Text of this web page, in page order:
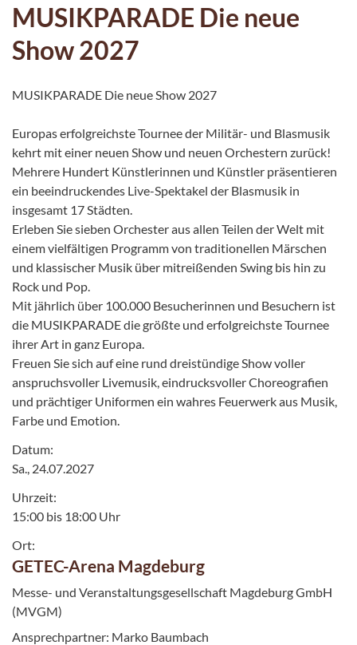
MUSIKPARADE Die neue
Show 2027
MUSIKPARADE Die neue Show 2027
Europas erfolgreichste Tournee der Militär- und Blasmusik
kehrt mit einer neuen Show und neuen Orchestern zurück!
Mehrere Hundert Künstlerinnen und Künstler präsentieren
ein beeindruckendes Live-Spektakel der Blasmusik in
insgesamt 17 Städten.
Erleben Sie sieben Orchester aus allen Teilen der Welt mit
einem vielfältigen Programm von traditionellen Märschen
und klassischer Musik über mitreißenden Swing bis hin zu
Rock und Pop.
Mit jährlich über 100.000 Besucherinnen und Besuchern ist
die MUSIKPARADE die größte und erfolgreichste Tournee
ihrer Art in ganz Europa.
Freuen Sie sich auf eine rund dreistündige Show voller
anspruchsvoller Livemusik, eindrucksvoller Choreografien
und prächtiger Uniformen ein wahres Feuerwerk aus Musik,
Farbe und Emotion.
Datum:
Sa., 24.07.2027
Uhrzeit:
15:00 bis 18:00 Uhr
Ort:
GETEC-Arena Magdeburg
Messe- und Veranstaltungsgesellschaft Magdeburg GmbH
(MVGM)
Ansprechpartner: Marko Baumbach